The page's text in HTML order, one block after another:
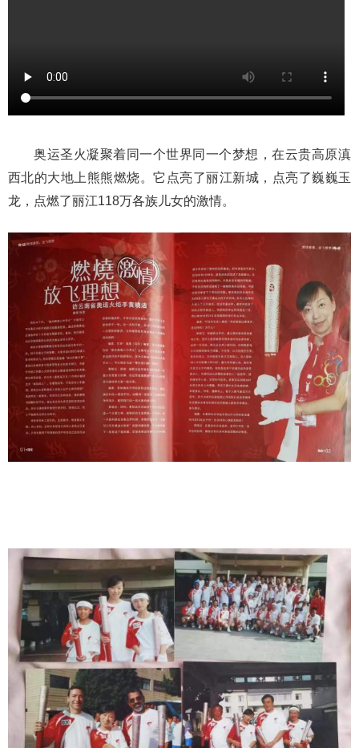
奥运圣火凝聚着同一个世界同一个梦想，在云贵高原滇
西北的大地上熊熊燃烧。它点亮了丽江新城，点亮了巍巍玉
龙，点燃了丽江118万各族儿女的激情。